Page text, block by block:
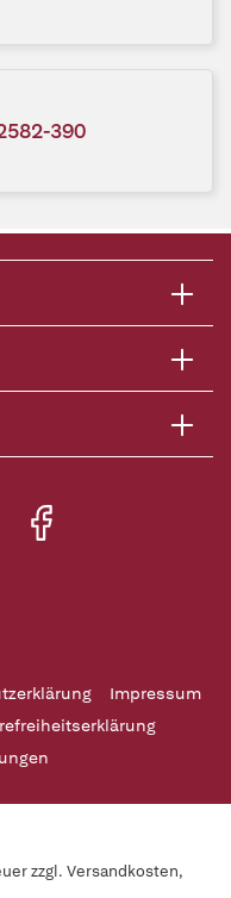
390
Impressum
zzgl. Versandkosten,